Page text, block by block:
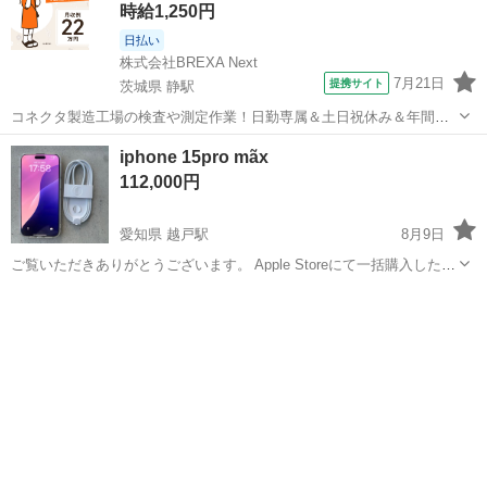
時給1,250円
日払い
株式会社BREXA Next
茨城県 静駅
提携サイト 7月21日
コネクタ製造工場の検査や測定作業！日勤専属＆土日祝休み＆年間休
日128日★クリーンルーム内作業★マイカー通勤OK＆無料駐車場あり
★就業先食堂利用可！日払い制度あり！《茨城県常陸大宮市》 人気の
工場のお仕事 ◇コネクタ製造工...
茨城 常陸大宮市 その他
iphone 15pro mãx
112,000円
愛知県 越戸駅
8月9日
ご覧いただきありがとうございます。 Apple Storeにて一括購入した国